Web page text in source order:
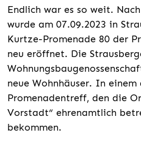
Endlich war es so weit.
wurde am 07.09.2023 in
Kurtze-Promenade 80 der
neu eröffnet. Die
neue Wohnhäuser. In
Promenadentreff, den die
Vorstadt“ ehrenamtlich
bekommen.